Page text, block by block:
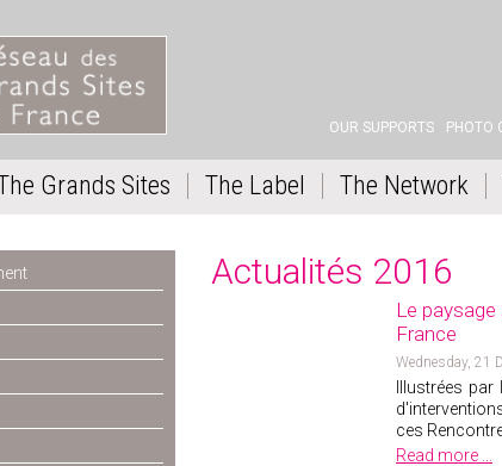
OUR SUPPORTS PHOTO
Grands Sites The Label The Network
Actualités 2016
Le
France
Wednesday, 21
Illustrées
ces
Read more ...